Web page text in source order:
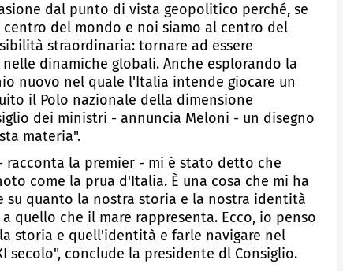
dal punto di vista geopolitico perché, se
del mondo e noi siamo al centro del
straordinaria: tornare ad essere
dinamiche globali. Anche esplorando la
nuovo nel quale l'Italia intende giocare un
il Polo nazionale della dimensione
dei ministri - annuncia Meloni - un disegno
materia".
racconta la premier - mi è stato detto che
come la prua d'Italia. È una cosa che mi ha
quanto la nostra storia e la nostra identità
quello che il mare rappresenta. Ecco, io penso
storia e quell'identità e farle navigare nel
conclude la presidente dl Consiglio.